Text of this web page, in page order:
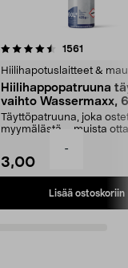
-
1561
Hiilihapotuslaitteet &
Hiilihappopatruuna
vaihto Wassermaxx,
Täyttöpatruuna, joka
myymälästä – muista
3,00
Lisää ostoskoriin
4.5viidestä